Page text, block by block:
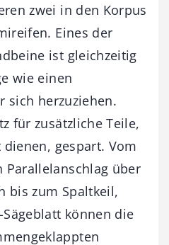
zwei in den Korpus
Eines der
ist gleichzeitig
wie einen
sich herzuziehen.
für zusätzliche Teile,
gespart. Vom
über
bis zum Spaltkeil,
können die